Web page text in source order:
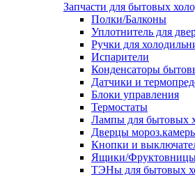
Запчасти для бытовых
Полки/Балконы
Уплотнитель для
Ручки для
Испарители
Конденсаторы
Датчики и
Блоки управления
Термостаты
Лампы для бытовых
Дверцы
Кнопки и
Ящики/
ТЭНы для бытовых